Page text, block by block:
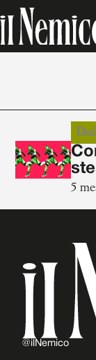
5
@ilNemico